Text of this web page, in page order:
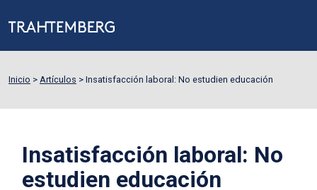
Inicio > Artículos > Insatisfacción laboral: No estudien educación
Insatisfacción laboral: No
estudien educación